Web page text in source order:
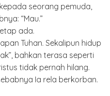
seorang pemuda,
“Mau.”
ada.
Tuhan. Sekalipun hidup
bahkan terasa seperti
tidak pernah hilang.
Ia rela berkorban.